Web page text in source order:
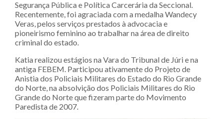
Segurança Pública e Política Carcerária da Seccional.
Recentemente, foi agraciada com a medalha Wandecy
Veras, pelos serviços prestados à advocacia e
pioneirismo feminino ao trabalhar na área de direito
criminal do estado.
Katia realizou estágios na Vara do Tribunal de Júri e na
antiga FEBEM. Participou ativamente do Projeto de
Anistia dos Policiais Militares do Estado do Rio Grande
do Norte, na absolvição dos Policiais Militares do Rio
Grande do Norte que fizeram parte do Movimento
Paredista de 2007.